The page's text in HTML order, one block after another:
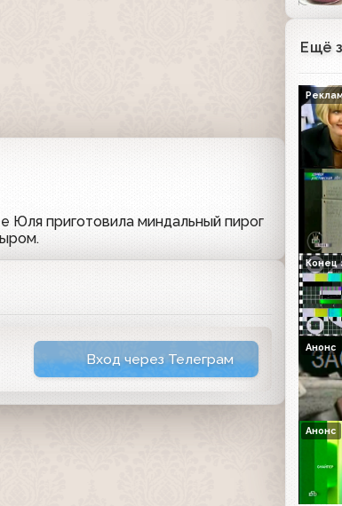
Юля приготовила миндальный пирог
Вход через Телеграм
Ещё
Конец
Анонс
Анонс